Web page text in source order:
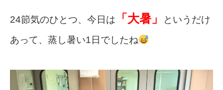
24節気のひとつ、今日は 「大暑」
というだけ
あって、蒸し暑い1日でしたね